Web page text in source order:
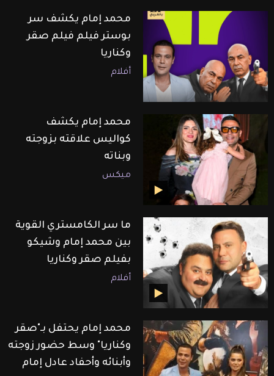
محمد إمام يكشف سر
بوستر فيلم فيلم صقر
وكناريا
أفلام
محمد إمام يكشف
كواليس علاقته بزوجته
وبناته
ميكس
ما سر الكامستري القوية
بين محمد إمام وشيكو
بفيلم صقر وكناريا
أفلام
محمد إمام يحتفل بـ"صقر
وكناريا" وسط حضور زوجته
وأبنائه وأحفاد عادل إمام